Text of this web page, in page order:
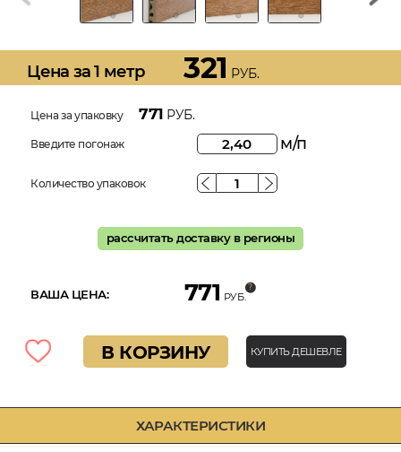
ХАРАКТЕРИСТИКИ
Цена за 1 метр 321 РУБ.
Цена за упаковку 771 РУБ.
Введите погонаж м/п
Количество упаковок
рассчитать доставку в регионы
ВАША ЦЕНА: 771 РУБ.
В КОРЗИНУ КУПИТЬ ДЕШЕВЛЕ